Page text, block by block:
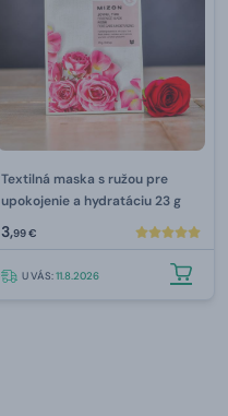
Textilná maska s ružou pre
upokojenie a hydratáciu 23 g
3,99 €
U VÁS:11.8.2026